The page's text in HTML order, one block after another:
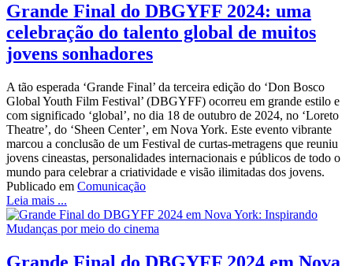
Grande Final do DBGYFF 2024: uma
celebração do talento global de muitos
jovens sonhadores
A tão esperada ‘Grande Final’ da terceira edição do ‘Don Bosco
Global Youth Film Festival’ (DBGYFF) ocorreu em grande estilo e
com significado ‘global’, no dia 18 de outubro de 2024, no ‘Loreto
Theatre’, do ‘Sheen Center’, em Nova York. Este evento vibrante
marcou a conclusão de um Festival de curtas-metragens que reuniu
jovens cineastas, personalidades internacionais e públicos de todo o
mundo para celebrar a criatividade e visão ilimitadas dos jovens.
Publicado em Comunicação
Leia mais ...